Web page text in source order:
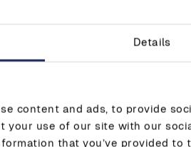
Details
content and ads, to provide
your use of our site with our
that you’ve provided